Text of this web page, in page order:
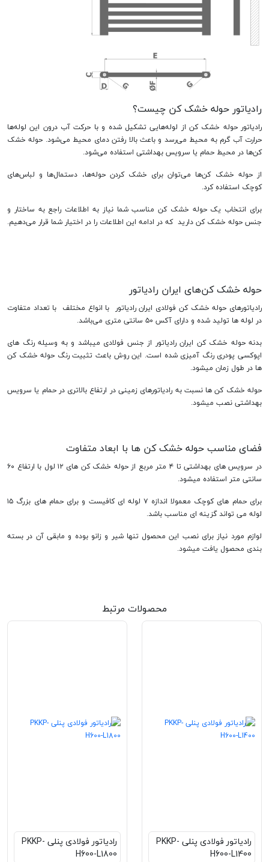
رادیاتور حوله خشک کن چیست؟
رادیاتور حوله خشک کن از لوله‌هایی تشکیل شده و با حرکت آب درون این لوله‌ها
حرارت آب گرم به محیط می‌رسد و باعث بالا رفتن دمای محیط می‌شود. حوله خشک
کن‌ها در محیط حمام یا سرویس بهداشتی استفاده می‌شود.
از حوله خشک کن‌ها می‌توان برای خشک کردن حوله‌ها، دستمال‌ها و لباس‌های
کوچک استفاده کرد.
برای انتخاب یک حوله خشک کن مناسب شما نیاز به اطلاعات راجع به ساختار و
جنس حوله خشک کن دارید که در ادامه این اطلاعات را در اختیار شما قرار می‌دهیم.
حوله خشک کن‌های ایران رادیاتور
رادیاتورهای حوله خشک کن فولادی ایران رادیاتور با انواع مختلف با تعداد متفاوت
در لوله ها تولید شده و دارای آکس ۵۰ سانتی متری می‌باشد.
بدنه حوله خشک کن ایران رادیاتور از جنس فولادی میباشد و به وسیله رنگ های
اپوکسی پودری رنگ آمیزی شده است. این روش باعث تثبیت رنگ حوله خشک کن
ها در طول زمان میشود.
حوله خشک کن ها نسبت به رادیاتورهای زمینی در ارتفاع بالاتری در حمام یا سرویس
بهداشتی نصب میشود.
فضای مناسب حوله خشک کن ها با ابعاد متفاوت
در سرویس های بهداشتی تا ۴ متر مربع از حوله خشک کن های ۱۲ لول با ارتفاع ۶۰
سانتی متر استفاده میشود.
برای حمام های کوچک معمولا اندازه ۷ لوله ای کافیست و برای حمام های بزرگ ۱۵
لوله می تواند گزینه ای مناسب باشد.
لوازم مورد نیاز برای نصب این محصول تنها شیر و زانو بوده و مابقی آن در بسته
بندی محصول یافت میشود.
محصولات مرتبط
رادیاتور فولادی پنلی PKKP-
H600-L1400
رادیاتور فولادی پنلی PKKP-
H600-L1800